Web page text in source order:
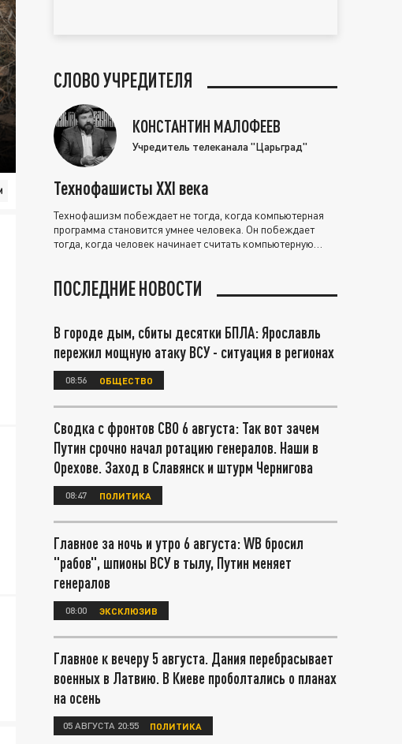
СЛОВО УЧРЕДИТЕЛЯ
КОНСТАНТИН МАЛОФЕЕВ
Учредитель телеканала "Царьград"
Технофашисты XXI века
Технофашизм побеждает не тогда, когда компьютерная
программа становится умнее человека. Он побеждает
тогда, когда человек начинает считать компьютерную
ПОСЛЕДНИЕ НОВОСТИ
В городе дым, сбиты десятки БПЛА: Ярославль
пережил мощную атаку ВСУ - ситуация в регионах
08:56 ОБЩЕСТВО
Сводка с фронтов СВО 6 августа: Так вот зачем
Путин срочно начал ротацию генералов. Наши в
Орехове. Заход в Славянск и штурм Чернигова
08:47 ПОЛИТИКА
Главное за ночь и утро 6 августа: WB бросил
"рабов", шпионы ВСУ в тылу, Путин меняет
генералов
08:00 ЭКСКЛЮЗИВ
Главное к вечеру 5 августа. Дания перебрасывает
военных в Латвию. В Киеве проболтались о планах
на осень
05 АВГУСТА 20:55 ПОЛИТИКА